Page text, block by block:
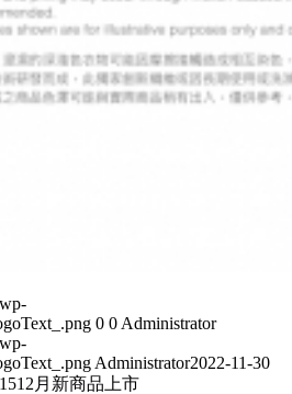
0 0 Administrator
Administrator2022-11-30
12月新商品上市